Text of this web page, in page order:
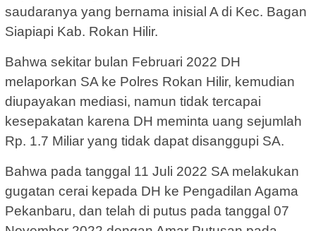
saudaranya yang bernama inisial A di Kec. Bagan
Siapiapi Kab. Rokan Hilir.
Bahwa sekitar bulan Februari 2022 DH
melaporkan SA ke Polres Rokan Hilir, kemudian
diupayakan mediasi, namun tidak tercapai
kesepakatan karena DH meminta uang sejumlah
Rp. 1.7 Miliar yang tidak dapat disanggupi SA.
Bahwa pada tanggal 11 Juli 2022 SA melakukan
gugatan cerai kepada DH ke Pengadilan Agama
Pekanbaru, dan telah di putus pada tanggal 07